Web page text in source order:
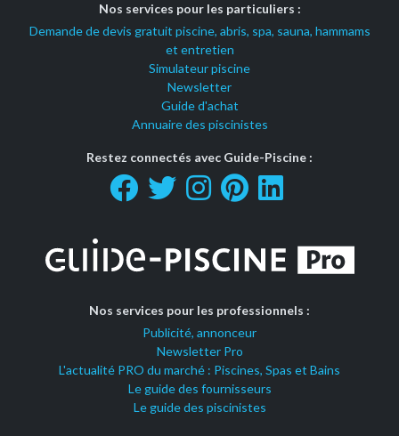
Nos services pour les particuliers :
Demande de devis gratuit piscine, abris, spa, sauna, hammams
et entretien
Simulateur piscine
Newsletter
Guide d'achat
Annuaire des piscinistes
Restez connectés avec Guide-Piscine :
Nos services pour les professionnels :
Publicité, annonceur
Newsletter Pro
L'actualité PRO du marché : Piscines, Spas et Bains
Le guide des fournisseurs
Le guide des piscinistes